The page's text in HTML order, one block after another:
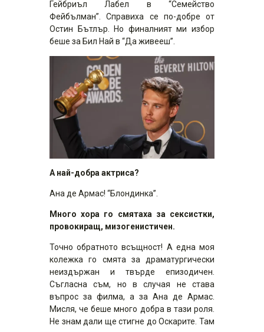
Гейбриъл Лабел в “Семейство
Фейбълман”. Справиха се по-добре от
Остин Бътлър. Но финалният ми избор
беше за Бил Най в “Да живееш”.
А най-добра актриса?
Ана де Армас! “Блондинка”.
Много хора го смятаха за сексистки,
провокиращ, мизогенистичен.
Точно обратното всъщност! А една моя
колежка го смята за драматургически
неиздържан и твърде епизодичен.
Съгласна съм, но в случая не става
въпрос за филма, а за Ана де Армас.
Мисля, че беше много добра в тази роля.
Не знам дали ще стигне до Оскарите. Там